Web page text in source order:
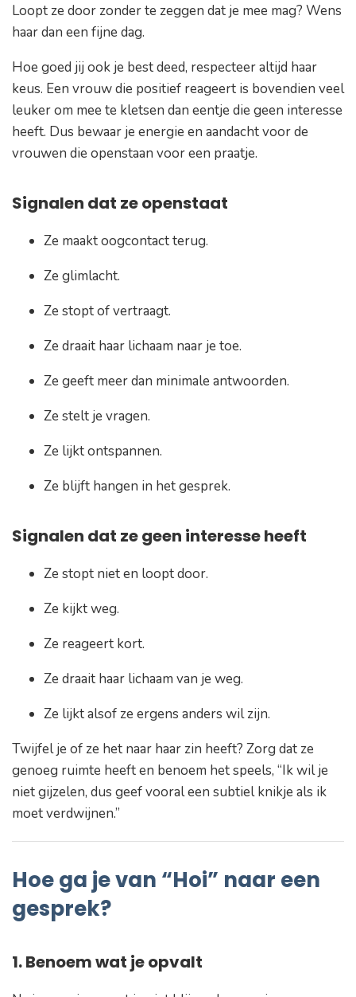
Loopt ze door zonder te zeggen dat je mee mag? Wens
haar dan een fijne dag.
Hoe goed jij ook je best deed, respecteer altijd haar
keus. Een vrouw die positief reageert is bovendien veel
leuker om mee te kletsen dan eentje die geen interesse
heeft. Dus bewaar je energie en aandacht voor de
vrouwen die openstaan voor een praatje.
Signalen dat ze openstaat
Ze maakt oogcontact terug.
Ze glimlacht.
Ze stopt of vertraagt.
Ze draait haar lichaam naar je toe.
Ze geeft meer dan minimale antwoorden.
Ze stelt je vragen.
Ze lijkt ontspannen.
Ze blijft hangen in het gesprek.
Signalen dat ze geen interesse heeft
Ze stopt niet en loopt door.
Ze kijkt weg.
Ze reageert kort.
Ze draait haar lichaam van je weg.
Ze lijkt alsof ze ergens anders wil zijn.
Twijfel je of ze het naar haar zin heeft? Zorg dat ze
genoeg ruimte heeft en benoem het speels, “Ik wil je
niet gijzelen, dus geef vooral een subtiel knikje als ik
moet verdwijnen.”
Hoe ga je van “Hoi” naar een
gesprek?
1. Benoem wat je opvalt